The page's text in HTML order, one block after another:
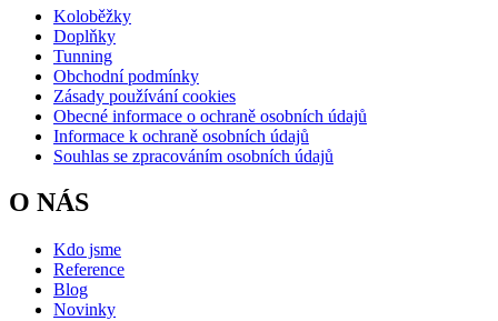
Koloběžky
Doplňky
Tunning
Obchodní podmínky
Zásady používání cookies
Obecné informace o ochraně osobních údajů
Informace k ochraně osobních údajů
Souhlas se zpracováním osobních údajů
O NÁS
Kdo jsme
Reference
Blog
Novinky